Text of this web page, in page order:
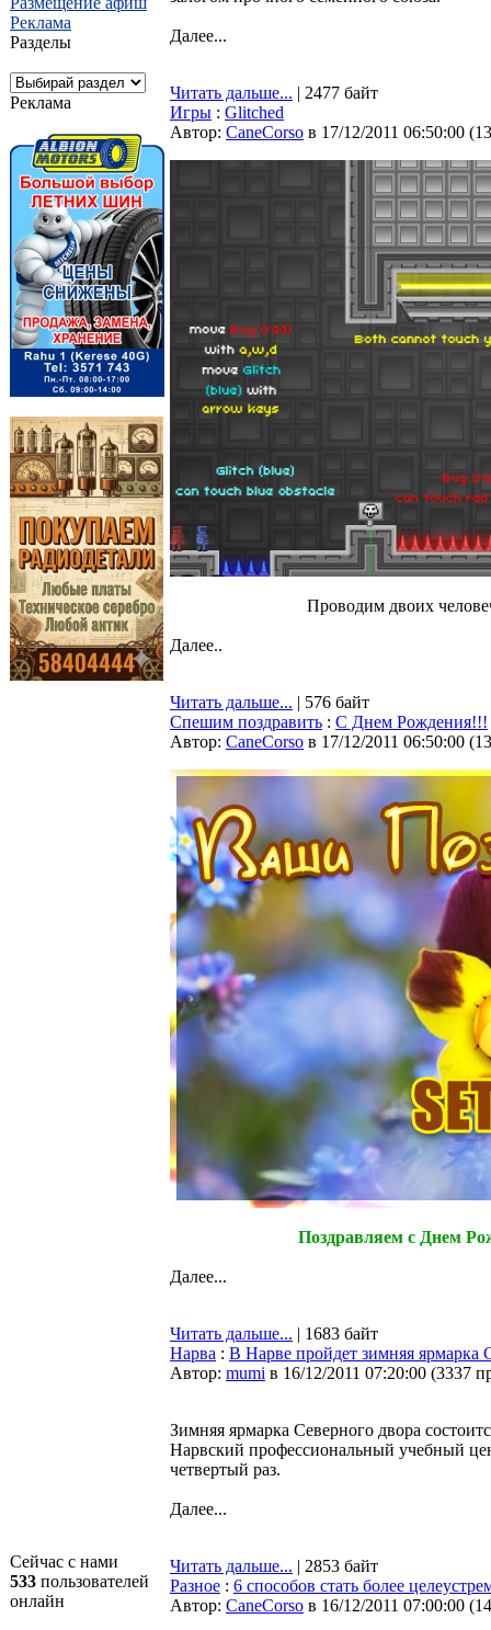
Реклама
Разделы
Реклама
Сейчас с нами
533 пользователей
онлайн
Далее...
Читать дальше... | 2477 байт
Игры : Glitched
Автор: CaneCorso в 17/12/2011 06:50:00 (
Проводим двоих
Далее..
Читать дальше... | 576 байт
Спешим поздравить : С Днем Рождения!!!
Автор: CaneCorso в 17/12/2011 06:50:00 (
Поздравляем с Днем
Далее...
Читать дальше... | 1683 байт
Нарва : В Нарве пройдет зимняя ярмарка
Автор: mumi в 16/12/2011 07:20:00 (3337
Зимняя ярмарка Северного двора
Нарвский профессиональный учебный
четвертый раз.
Далее...
Читать дальше... | 2853 байт
Разное : 6 способов стать более
Автор: CaneCorso в 16/12/2011 07:00:00 (